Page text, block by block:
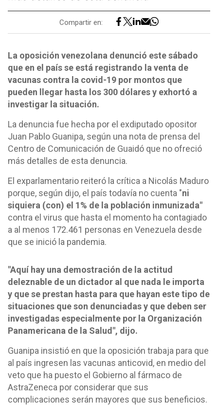
Compartir en:
La oposición venezolana denunció este sábado
que en el país se está registrando la venta de
vacunas contra la covid-19 por montos que
pueden llegar hasta los 300 dólares y exhortó a
investigar la situación.
La denuncia fue hecha por el exdiputado opositor
Juan Pablo Guanipa, según una nota de prensa del
Centro de Comunicación de Guaidó que no ofreció
más detalles de esta denuncia.
El exparlamentario reiteró la crítica a Nicolás Maduro
porque, según dijo, el país todavía no cuenta "ni
siquiera (con) el 1% de la población inmunizada"
contra el virus que hasta el momento ha contagiado
a al menos 172.461 personas en Venezuela desde
que se inició la pandemia.
"Aquí hay una demostración de la actitud
deleznable de un dictador al que nada le importa
y que se prestan hasta para que hayan este tipo de
situaciones que son denunciadas y que deben ser
investigadas especialmente por la Organización
Panamericana de la Salud", dijo.
Guanipa insistió en que la oposición trabaja para que
al país ingresen las vacunas anticovid, en medio del
veto que ha puesto el Gobierno al fármaco de
AstraZeneca por considerar que sus
complicaciones serán mayores que sus beneficios.